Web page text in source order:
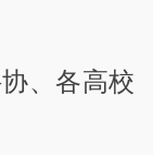
、各高校